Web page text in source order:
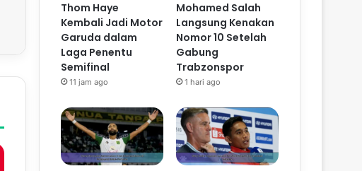
Thom Haye
Kembali Jadi Motor
Garuda dalam
Laga Penentu
Semifinal
11 jam ago
Mohamed Salah
Langsung Kenakan
Nomor 10 Setelah
Gabung
Trabzonspor
1 hari ago